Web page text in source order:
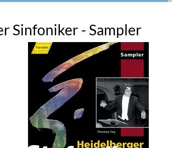
Sinfoniker - Sampler